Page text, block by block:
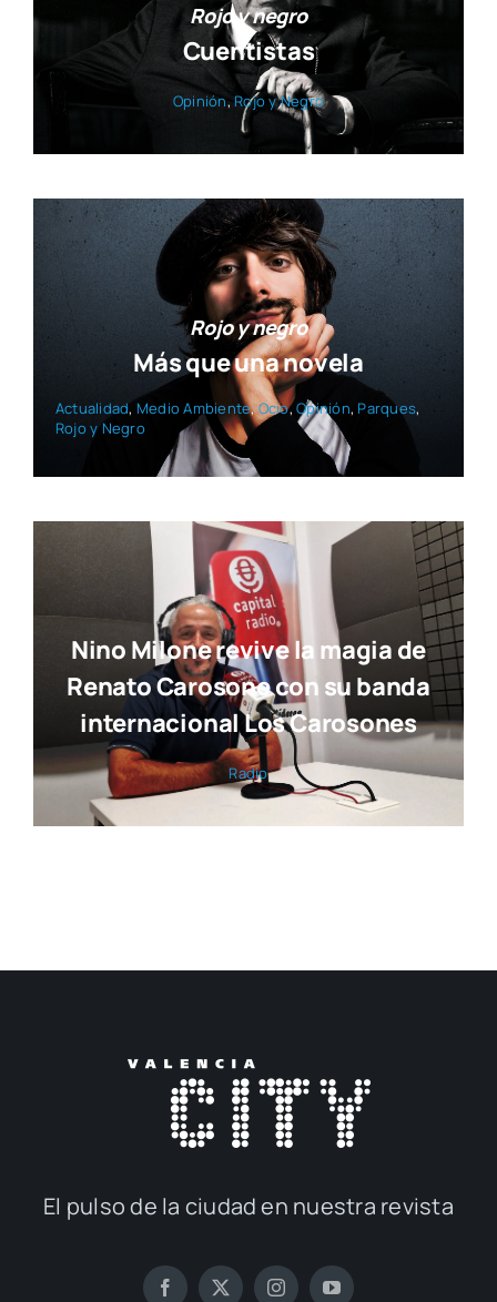
Rojo y negro
Cuentistas
Opi­nión,Rojo y Negro
Rojo y negro
Más que una novela
Actua­li­dad, Medio Ambien­te,Ocio,Opi­nión, Par­ques,
Rojo y Negro
Nino Milone revive la magia de
Renato Carosone con su banda
internacional Los Carosones
Radio
El pul­so de la ciu­dad en nues­tra revis­ta